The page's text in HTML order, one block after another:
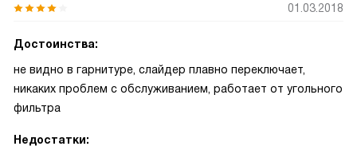
01.03.2018
Достоинства:
не видно в гарнитуре, слайдер плавно переключает,
никаких проблем с обслуживанием, работает от угольного
фильтра
Недостатки: